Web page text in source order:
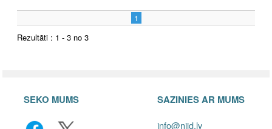
1
Rezultāti : 1 - 3 no 3
SEKO MUMS SAZINIES AR MUMS
info@niid.lv